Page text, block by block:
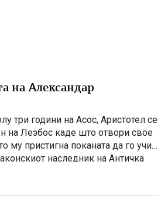
на Александар
три години на Асос, Аристотел се
на Лезбос каде што отвори свое
му пристигна поканата да го учи
наследник на Античка
на Асос беа важни за развојот на